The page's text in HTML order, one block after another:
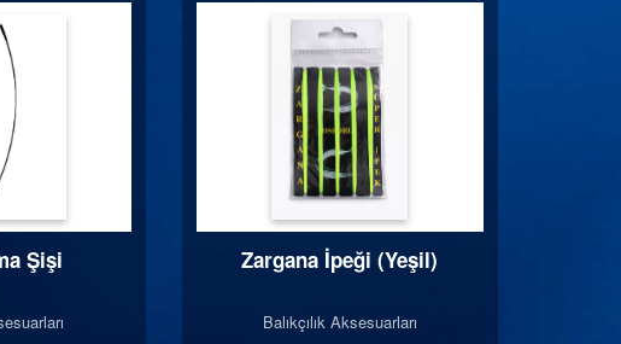
Şişi Zargana İpeği (Yeşil)
Balıkçılık Aksesuarları